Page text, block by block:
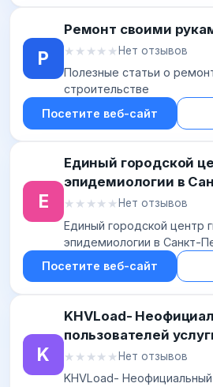
Р
Ремонт своими
★★★★★
★★★★★Нет отзывов
Полезные статьи о
строительстве
Посетите веб-сайт
Е
Единый городской
эпидемиологии в
★★★★★
★★★★★ Нет отзывов
Единый городской центр
эпидемиологии в Санкт-
Посетите веб-сайт
K
KHVLoad-
пользователей
★★★★★
★★★★★ Нет отзывов
KHVLoad-